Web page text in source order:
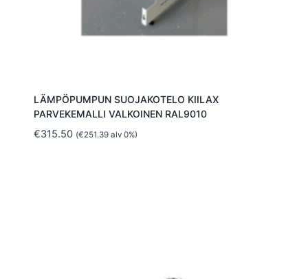
LÄMPÖPUMPUN SUOJAKOTELO KIILAX
PARVEKEMALLI VALKOINEN RAL9010
€315.50 (€251.39alv 0%)